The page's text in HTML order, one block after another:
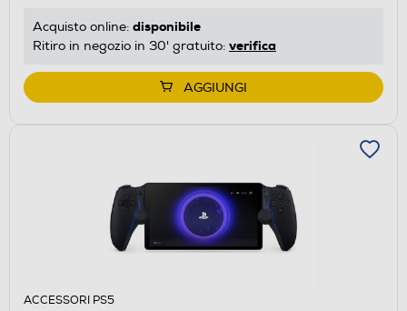
Acquisto online: disponibile
Ritiro in negozio in 30' gratuito: verifica
AGGIUNGI
ACCESSORI PS5